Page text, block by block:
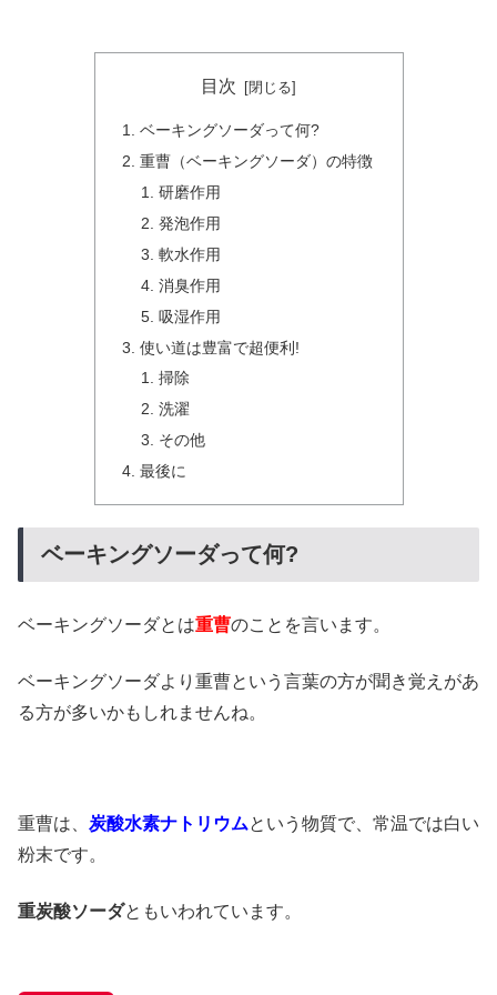
目次
ベーキングソーダって何?
重曹（ベーキングソーダ）の特徴
研磨作用
発泡作用
軟水作用
消臭作用
吸湿作用
使い道は豊富で超便利!
掃除
洗濯
その他
最後に
ベーキングソーダって何?
ベーキングソーダとは重曹のことを言います。
ベーキングソーダより重曹という言葉の方が聞き覚えがあ
る方が多いかもしれませんね。
重曹は、 炭酸水素ナトリウムという物質で、常温では白い
粉末です。
重炭酸ソーダともいわれています。